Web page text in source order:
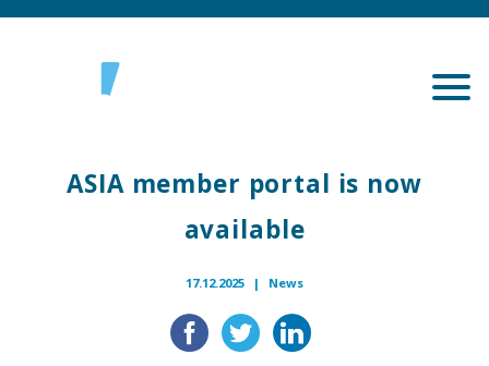
ASIA member portal is now
available
17.12.2025 | News